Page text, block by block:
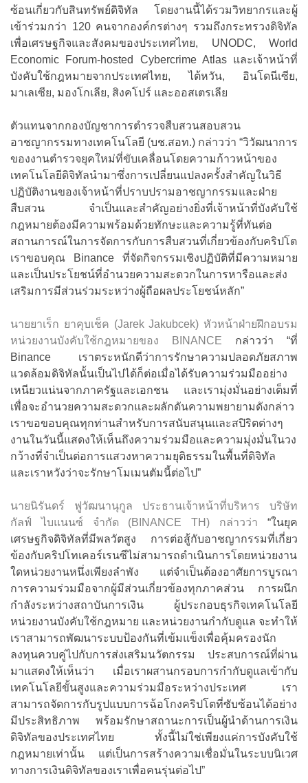
ซ้อนเกี่ยวกับสินทรัพย์ดิจิทัล โดยงานนี้ได้รวมวิทยากรและผู้
เข้าร่วมกว่า 120 คนจากองค์กรต่างๆ รวมถึงกระทรวงดิจิทัล
เพื่อเศรษฐกิจและสังคมของประเทศไทย, UNODC, World
Economic Forum-hosted Cybercrime Atlas และเจ้าหน้าที่
บังคับใช้กฎหมายจากประเทศไทย, ไต้หวัน, อินโดนีเซีย,
มาเลเซีย, มองโกเลีย, สิงคโปร์ และออสเตรเลีย
ตัวแทนจากกองบัญชาการตำรวจสืบสวนสอบสวน
อาชญากรรมทางเทคโนโลยี (บช.สอท.) กล่าวว่า “วิวัฒนาการ
ของงานตำรวจยุคใหม่ที่ขับเคลื่อนโดยความก้าวหน้าของ
เทคโนโลยีดิจิทัลนำมาซึ่งการเปลี่ยนแปลงครั้งสำคัญในวิธี
ปฏิบัติงานของเจ้าหน้าที่ปราบปรามอาชญากรรมและฝ่าย
สืบสวน จำเป็นและสำคัญอย่างยิ่งที่เจ้าหน้าที่บังคับใช้
กฎหมายต้องมีความพร้อมด้วยทักษะและความรู้ที่ทันต่อ
สถานการณ์ในการจัดการกับการสืบสวนที่เกี่ยวข้องกับคริปโต
เราขอบคุณ Binance ที่จัดกิจกรรมเชิงปฏิบัติที่มีความหมาย
และเป็นประโยชน์ที่อำนวยความสะดวกในการหารือและส่ง
เสริมการมีส่วนร่วมระหว่างผู้ถือผลประโยชน์หลัก”
นายยาเร็ก ยาคุบเช็ค (Jarek Jakubcek) หัวหน้าฝ่ายฝึกอบรม
หน่วยงานบังคับใช้กฎหมายของ BINANCE กล่าวว่า “ที่
Binance เราตระหนักดีว่าการรักษาความปลอดภัยสภาพ
แวดล้อมดิจิทัลนั้นเป็นไปได้ก็ต่อเมื่อได้รับความร่วมมืออย่าง
เหนียวแน่นจากภาครัฐและเอกชน และเรามุ่งมั่นอย่างเต็มที่
เพื่อจะอำนวยความสะดวกและผลักดันความพยายามดังกล่าว
เราขอขอบคุณทุกท่านสำหรับการสนับสนุนและสปิริตต่างๆ
งานในวันนี้แสดงให้เห็นถึงความร่วมมือและความมุ่งมั่นในวง
กว้างที่จำเป็นต่อการแสวงหาความยุติธรรมในพื้นที่ดิจิทัล
และเราหวังว่าจะรักษาโมเมนตัมนี้ต่อไป”
นายนิรันดร์ ฟูวัฒนานุกูล ประธานเจ้าหน้าที่บริหาร บริษัท
กัลฟ์ ไบแนนซ์ จำกัด (BINANCE TH)
กล่าวว่า “ในยุค
เศรษฐกิจดิจิทัลที่มีพลวัตสูง การต่อสู้กับอาชญากรรมที่เกี่ยว
ข้องกับคริปโทเคอร์เรนซีไม่สามารถดำเนินการโดยหน่วยงาน
ใดหน่วยงานหนึ่งเพียงลำพัง แต่จำเป็นต้องอาศัยการบูรณา
การความร่วมมือจากผู้มีส่วนเกี่ยวข้องทุกภาคส่วน การผนึก
กำลังระหว่างสถาบันการเงิน ผู้ประกอบธุรกิจเทคโนโลยี
หน่วยงานบังคับใช้กฎหมาย และหน่วยงานกำกับดูแล จะทำให้
เราสามารถพัฒนาระบบป้องกันที่เข้มแข็งเพื่อคุ้มครองนัก
ลงทุนควบคู่ไปกับการส่งเสริมนวัตกรรม ประสบการณ์ที่ผ่าน
มาแสดงให้เห็นว่า เมื่อเราผสานกรอบการกำกับดูแลเข้ากับ
เทคโนโลยีขั้นสูงและความร่วมมือระหว่างประเทศ เรา
สามารถจัดการกับรูปแบบการฉ้อโกงคริปโตที่ซับซ้อนได้อย่าง
มีประสิทธิภาพ พร้อมรักษาสถานะการเป็นผู้นำด้านการเงิน
ดิจิทัลของประเทศไทย ทั้งนี้ไม่ใช่เพียงแค่การบังคับใช้
กฎหมายเท่านั้น แต่เป็นการสร้างความเชื่อมั่นในระบบนิเวศ
ทางการเงินดิจิทัลของเราเพื่อคนรุ่นต่อไป”